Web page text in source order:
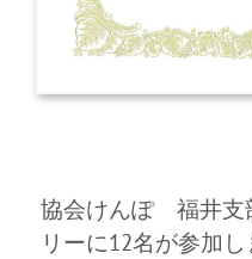
協会けんぽ 福井支
リーに12名が参加